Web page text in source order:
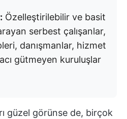
Özelleştirilebilir ve basit
serbest çalışanlar,
danışmanlar, hizmet
gütmeyen kuruluşlar
güzel görünse de, birçok